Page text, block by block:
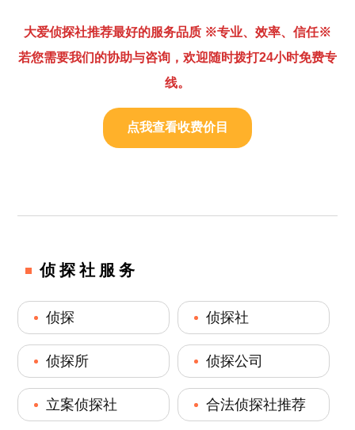
大爱侦探社推荐最好的服务品质 ※专业、效率、信任※
若您需要我们的协助与咨询，欢迎随时拨打24小时免费专
线。
点我查看收费价目
侦探社服务
侦探 侦探社
侦探所 侦探公司
立案侦探社 合法侦探社推荐